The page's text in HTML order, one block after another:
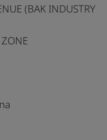
(BAK INDUSTRY